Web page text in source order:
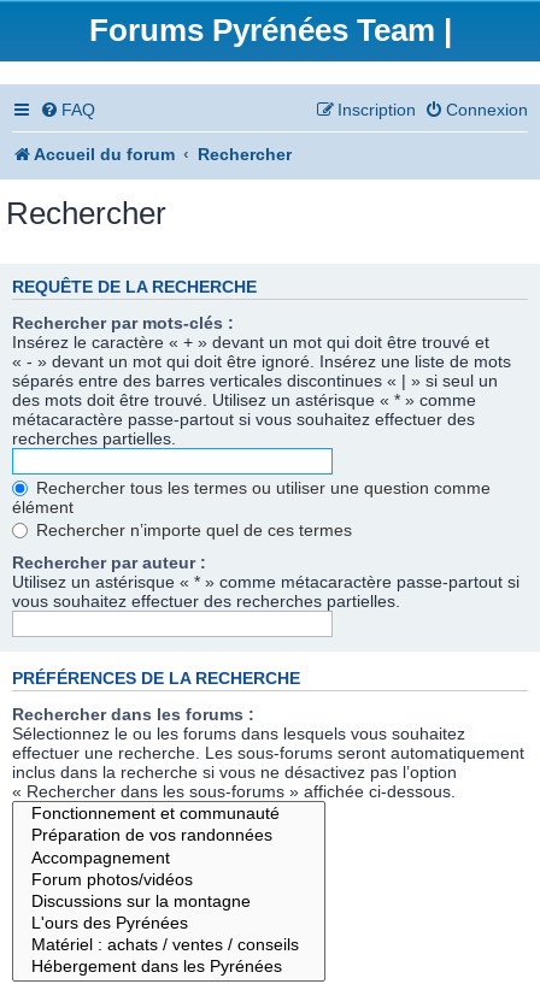
Forums Pyrénées Team |
FAQ Connexion
Inscription
Accueil du forum Rechercher
Rechercher
REQUÊTE DE LA RECHERCHE
Rechercher par mots-clés :
Insérez le caractère « + » devant un mot qui doit être trouvé et
« - » devant un mot qui doit être ignoré. Insérez une liste de mots
séparés entre des barres verticales discontinues « | » si seul un
des mots doit être trouvé. Utilisez un astérisque « * » comme
métacaractère passe-partout si vous souhaitez effectuer des
recherches partielles.
Rechercher tous les termes ou utiliser une question comme
élément
Rechercher n’importe quel de ces termes
Rechercher par auteur :
Utilisez un astérisque « * » comme métacaractère passe-partout si
vous souhaitez effectuer des recherches partielles.
PRÉFÉRENCES DE LA RECHERCHE
Rechercher dans les forums :
Sélectionnez le ou les forums dans lesquels vous souhaitez
effectuer une recherche. Les sous-forums seront automatiquement
inclus dans la recherche si vous ne désactivez pas l’option
« Rechercher dans les sous-forums » affichée ci-dessous.